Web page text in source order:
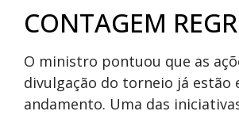
CONTAGEM
O ministro pontuou que as
divulgação do torneio já estão
andamento. Uma das